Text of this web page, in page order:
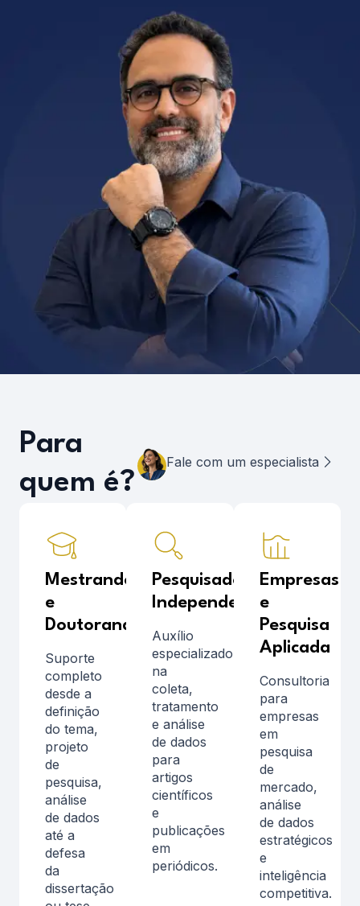
Para
quem é?
Fale com um especialista
Mestrandos
e
Doutorandos
Suporte
completo
desde a
definição
do tema,
projeto
de
pesquisa,
análise
de dados
até a
defesa
da
dissertação
Pesquisadores
Independentes
Auxílio
especializado
na
coleta,
tratamento
e análise
de dados
para
artigos
científicos
e
publicações
em
periódicos.
Empresas
e
Pesquisa
Aplicada
Consultoria
para
empresas
em
pesquisa
de
mercado,
análise
de dados
estratégicos
e
inteligência
competitiva.